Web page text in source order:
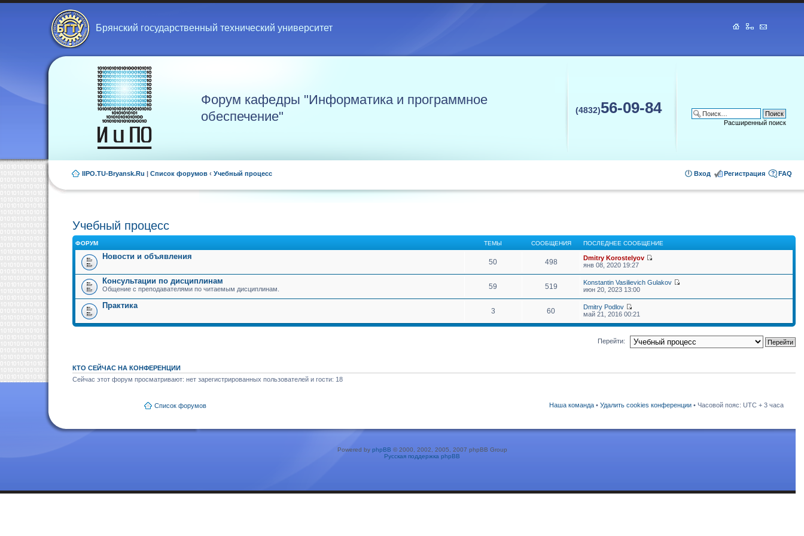
Брянский государственный технический университет
Форум кафедры "Информатика и программное
обеспечение"
(4832)56-09-84
Расширенный поиск
IIPO.TU-Bryansk.Ru | Список форумов ‹ Учебный процесс FAQ
Регистрация
Вход
Учебный процесс
ФОРУМ ТЕМЫ СООБЩЕНИЯ ПОСЛЕДНЕЕ СООБЩЕНИЕ
Новости и объявления
50 498
Dmitry Korostelyov
янв 08, 2020 19:27
Консультации по дисциплинам
Общение с преподавателями по читаемым дисциплинам. 59 519
Konstantin Vasilievich Gulakov
июн 20, 2023 13:00
Практика
3 60
Dmitry Podlov
май 21, 2016 00:21
Перейти:
КТО СЕЙЧАС НА КОНФЕРЕНЦИИ
Сейчас этот форум просматривают: нет зарегистрированных пользователей и гости: 18
Список форумов Наша команда • Удалить cookies конференции • Часовой пояс: UTC + 3 часа
Powered by phpBB © 2000, 2002, 2005, 2007 phpBB Group
Русская поддержка phpBB